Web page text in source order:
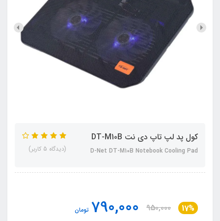
کول پد لپ تاپ دی نت DT-M10B
D-Net DT-M10B Notebook Cooling Pad (دیدگاه 5 کاربر)
17%
950,000
790,000 تومان